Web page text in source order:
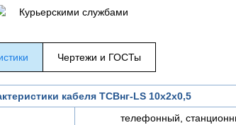
Курьерскими службами
Чертежи и ГОСТы
кабеля ТСВнг-LS 10х2х0,5
телефонный,